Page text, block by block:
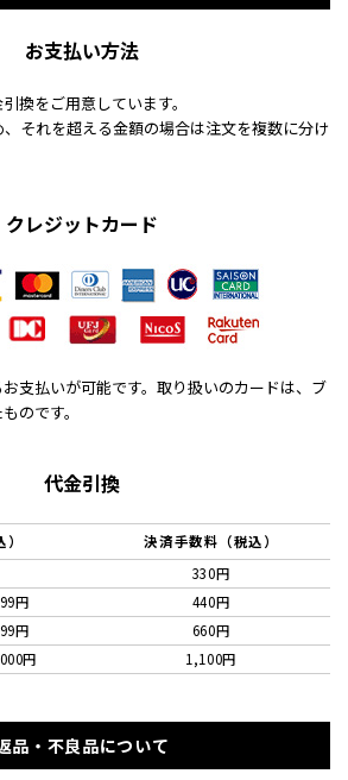
お支払い方法
換をご用意しています。
それを超える金額の場合は注文を複数に分け
クレジットカード
支払いが可能です。取り扱いのカードは、ブ
のです。
代金引換
決済手数料（税込）
330円
円
440円
円
660円
円
1,100円
品・不良品について